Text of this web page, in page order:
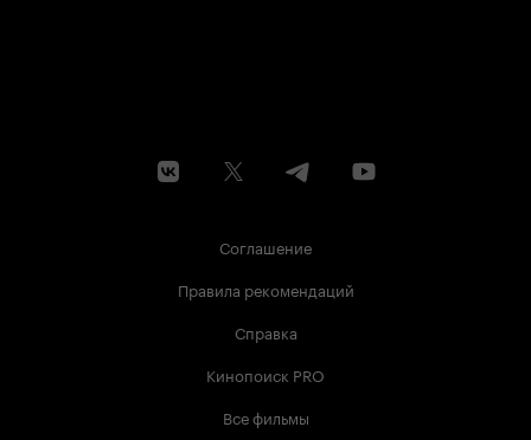
Соглашение
Правила рекомендаций
Справка
Кинопоиск PRO
Все фильмы